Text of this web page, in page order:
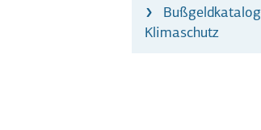
Klimaschutz